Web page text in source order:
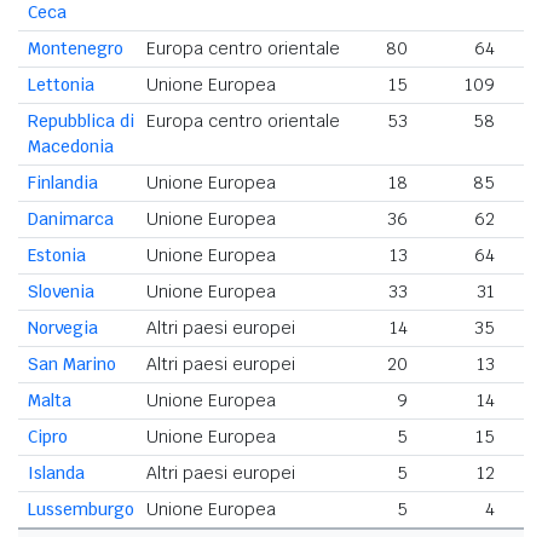
Ceca
Montenegro Europa centro orientale 80 64
Lettonia
Unione Europea 15 109
Repubblica di
Macedonia
Europa centro orientale 53 58
Finlandia Unione Europea 18 85
Danimarca
Unione Europea 36
62
Estonia
Unione Europea 13
64
Slovenia
Unione Europea 33
31
Norvegia
Altri paesi europei 14
35
San Marino
Altri paesi europei 20
13
Malta
Unione Europea 9
14
Cipro
Unione Europea 5
15
Islanda
Altri paesi europei 5
12
Lussemburgo
Unione Europea 5
4